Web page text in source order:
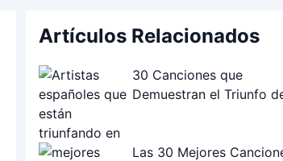
Artículos Relacionados
30 Canciones que
Demuestran el Triunfo
Las 30 Mejores